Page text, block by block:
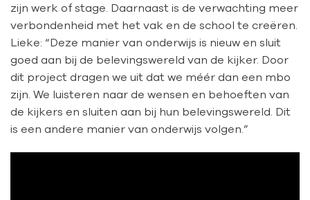
zijn werk of stage. Daarnaast is de verwachting meer
verbondenheid met het vak en de school te creëren.
Lieke: “Deze manier van onderwijs is nieuw en sluit
goed aan bij de belevingswereld van de kijker. Door
dit project dragen we uit dat we méér dan een mbo
zijn. We luisteren naar de wensen en behoeften van
de kijkers en sluiten aan bij hun belevingswereld. Dit
is een andere manier van onderwijs volgen.”